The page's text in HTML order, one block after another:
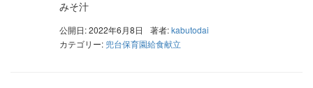
みそ汁
公開日: 2022年6月8日 著者:kabutodai
カテゴリー: 兜台保育園給食献立